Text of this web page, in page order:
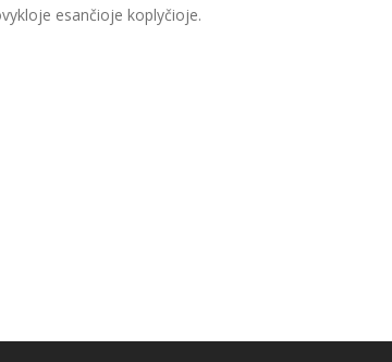
esančioje koplyčioje.